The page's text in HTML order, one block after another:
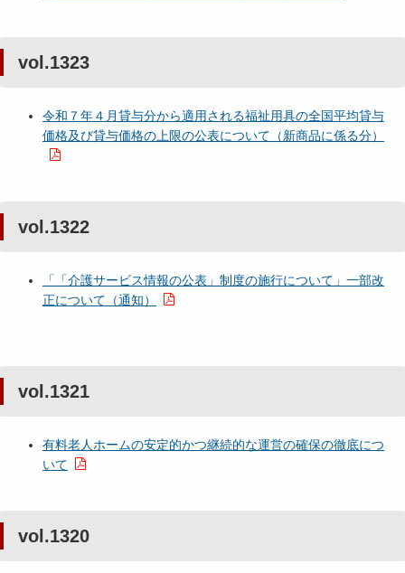
vol.1323
令和７年４月貸与分から適用される福祉用具の全国平均貸与
価格及び貸与価格の上限の公表について（新商品に係る分）
vol.1322
「「介護サービス情報の公表」制度の施行について」一部改
正について（通知）
vol.1321
有料老人ホームの安定的かつ継続的な運営の確保の徹底につ
いて
vol.1320